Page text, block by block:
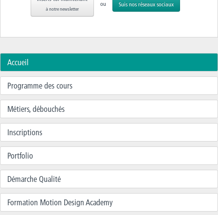
à notre newsletter
ou Suis nos réseaux sociaux
Accueil
Programme des cours
Métiers, débouchés
Inscriptions
Portfolio
Démarche Qualité
Formation Motion Design Academy